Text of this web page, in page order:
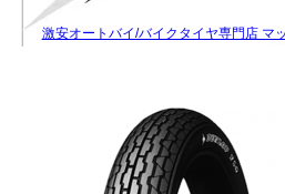
激安オートバイ/バイクタイヤ専門店 マ